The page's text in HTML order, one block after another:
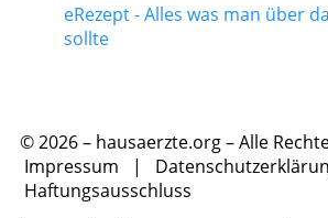
eRezept - Alles was man über
sollte
© 2026 – hausaerzte.org – Alle
Impressum |
Haftungsausschluss